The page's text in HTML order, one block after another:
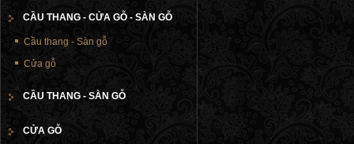
CẦU THANG - CỬA GỖ - SÀN GỖ
Cầu thang - Sàn gỗ
Cửa gỗ
CẦU THANG - SÀN GỖ
CỬA GỖ